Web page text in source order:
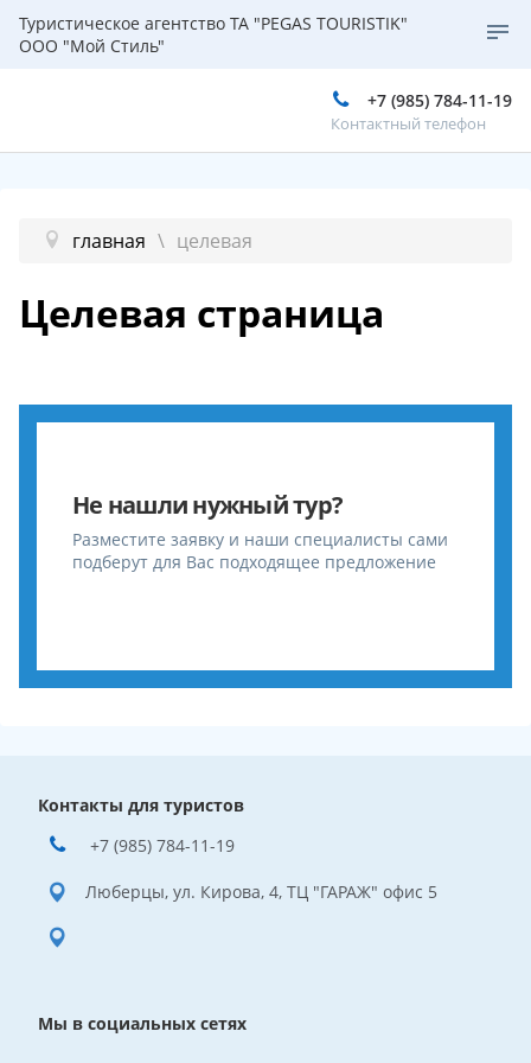
Туристическое агентство ТА "PEGAS TOURISTIK"
ООО "Мой Стиль"
+7 (985) 784-11-19
Контактный телефон
главная целевая
Целевая страница
Не нашли нужный тур?
Разместите заявку и наши специалисты сами
подберут для Вас подходящее предложение
Контакты для туристов
+7 (985) 784-11-19
Люберцы, ул. Кирова, 4, ТЦ "ГАРАЖ" офис 5
Мы в социальных сетях